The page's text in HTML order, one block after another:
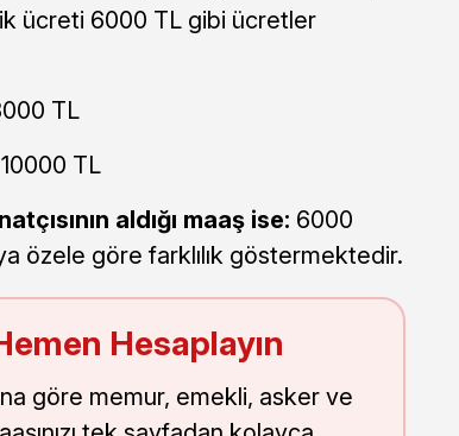
ücreti 6000 TL gibi ücretler
TL
10000 TL
aldığı maaş ise: 6000
özele göre farklılık göstermektedir.
Hesaplayın
göre memur, emekli, asker ve